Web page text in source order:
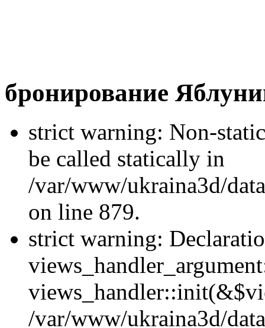
бронирование
strict warning: Non-
be called statically in
/var/www/ukraina3d/
on line 879.
strict warning:
/var/www/ukraina3d/